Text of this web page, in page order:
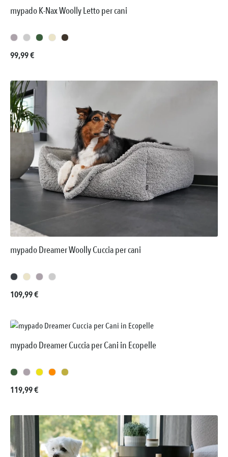
mypado K-Nax Woolly Letto per cani
Prezzo normale:
99,99 €
mypado Dreamer Woolly Cuccia per cani
Prezzo normale:
109,99 €
mypado Dreamer Cuccia per Cani in Ecopelle
Prezzo normale:
119,99 €